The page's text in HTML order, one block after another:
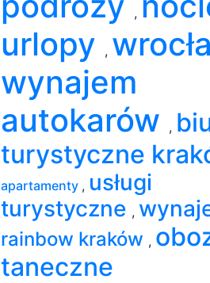
,
urlopy ,
wynajem
autokarów
,
turystyczne
apartamenty , usługi
turystyczne ,
rainbow kraków ,
taneczne